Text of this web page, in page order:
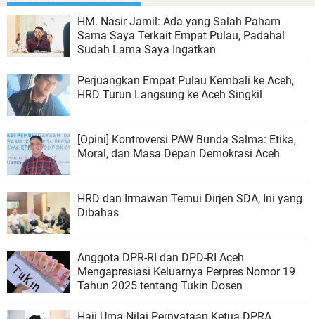
HM. Nasir Jamil: Ada yang Salah Paham
Sama Saya Terkait Empat Pulau, Padahal
Sudah Lama Saya Ingatkan
Perjuangkan Empat Pulau Kembali ke Aceh,
HRD Turun Langsung ke Aceh Singkil
[Opini] Kontroversi PAW Bunda Salma: Etika,
Moral, dan Masa Depan Demokrasi Aceh
HRD dan Irmawan Temui Dirjen SDA, Ini yang
Dibahas
Anggota DPR-RI dan DPD-RI Aceh
Mengapresiasi Keluarnya Perpres Nomor 19
Tahun 2025 tentang Tukin Dosen